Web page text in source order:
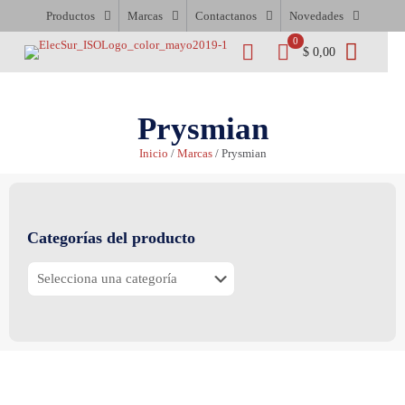
Productos Marcas Contactanos Novedades
0
$ 0,00
Prysmian
Inicio / Marcas/ Prysmian
Categorías del producto